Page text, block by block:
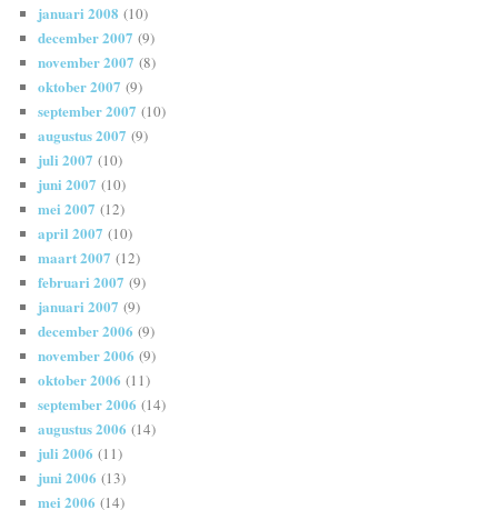
januari 2008 (10)
december 2007 (9)
november 2007 (8)
oktober 2007 (9)
september 2007 (10)
augustus 2007 (9)
juli 2007 (10)
juni 2007 (10)
mei 2007 (12)
april 2007 (10)
maart 2007 (12)
februari 2007 (9)
januari 2007 (9)
december 2006 (9)
november 2006 (9)
oktober 2006 (11)
september 2006 (14)
augustus 2006 (14)
juli 2006 (11)
juni 2006 (13)
mei 2006 (14)